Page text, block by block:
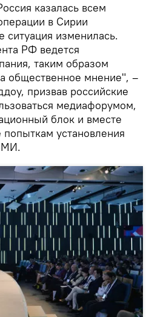
казалась всем
в Сирии
ситуация изменилась.
РФ ведется
таким образом
общественное мнение", –
призвав российские
медиафорумом,
блок и вместе
попыткам установления